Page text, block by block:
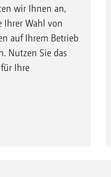
wir Ihnen an,
Ihrer Wahl von
auf Ihrem Betrieb
Nutzen Sie das
Ihre